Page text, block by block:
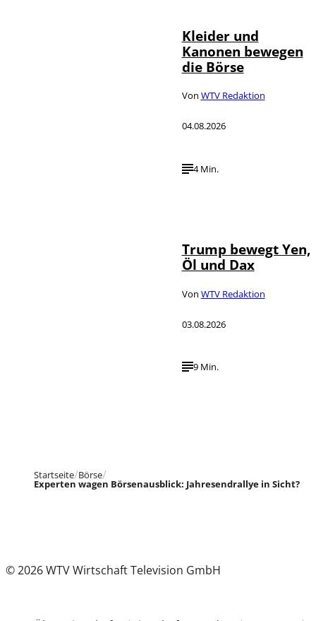
Kleider und
Kanonen bewegen
die Börse
Von WTV Redaktion
04.08.2026
4 Min.
Trump bewegt Yen,
Öl und Dax
Von WTV Redaktion
03.08.2026
9 Min.
Startseite Börse
Experten wagen Börsenausblick: Jahresendrallye in Sicht?
© 2026 WTV Wirtschaft Television GmbH